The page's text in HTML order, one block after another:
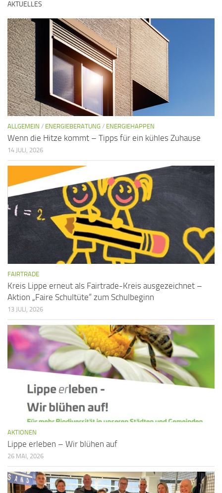
AKTUELLES
ALLGEMEIN / ENERGIEBERATUNG / ENERGIEHAPPEN
Wenn die Hitze kommt – Tipps für ein kühles Zuhause
14 JULI, 2026
FAIRTRADE
Kreis Lippe erneut als Fairtrade-Kreis ausgezeichnet –
Aktion „Faire Schultüte“ zum Schulbeginn
13 JULI, 2026
AKTIONEN
Lippe erleben – Wir blühen auf
26 MAI, 2026